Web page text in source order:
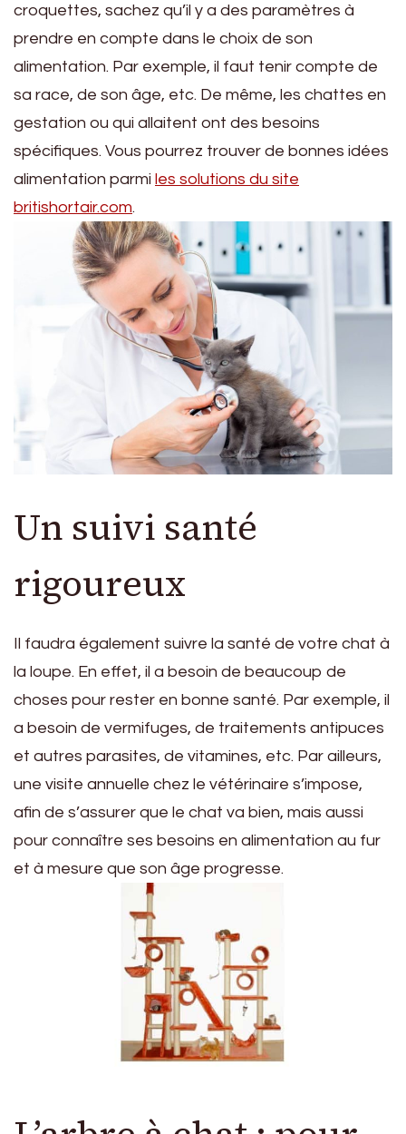
croquettes, sachez qu’il y a des paramètres à
prendre en compte dans le choix de son
alimentation. Par exemple, il faut tenir compte de
sa race, de son âge, etc. De même, les chattes en
gestation ou qui allaitent ont des besoins
spécifiques. Vous pourrez trouver de bonnes idées
alimentation parmi les solutions du site
britishortair.com.
Un suivi santé
rigoureux
Il faudra également suivre la santé de votre chat à
la loupe. En effet, il a besoin de beaucoup de
choses pour rester en bonne santé. Par exemple, il
a besoin de vermifuges, de traitements antipuces
et autres parasites, de vitamines, etc. Par ailleurs,
une visite annuelle chez le vétérinaire s’impose,
afin de s’assurer que le chat va bien, mais aussi
pour connaître ses besoins en alimentation au fur
et à mesure que son âge progresse.